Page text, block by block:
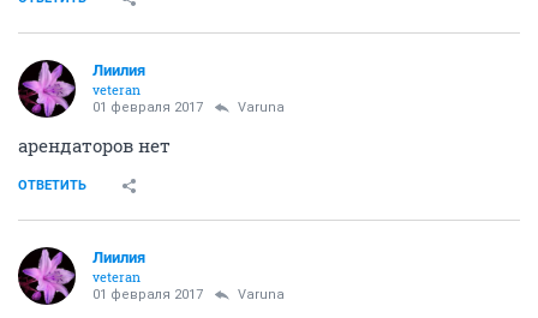
Лиилия
veteran
01 февраля 2017 Varuna
арендаторов нет
ОТВЕТИТЬ
Лиилия
veteran
01 февраля 2017 Varuna